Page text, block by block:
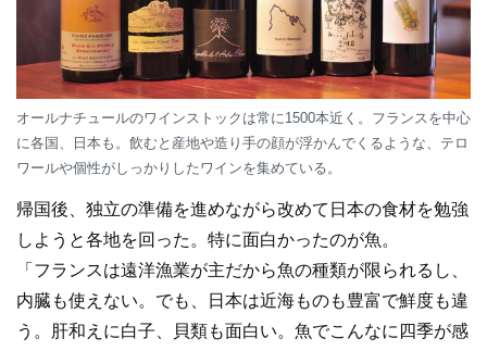
オールナチュールのワインストックは常に1500本近く。フランスを中心
に各国、日本も。飲むと産地や造り手の顔が浮かんでくるような、テロ
ワールや個性がしっかりしたワインを集めている。
帰国後、独立の準備を進めながら改めて日本の食材を勉強
しようと各地を回った。特に面白かったのが魚。
「フランスは遠洋漁業が主だから魚の種類が限られるし、
内臓も使えない。でも、日本は近海ものも豊富で鮮度も違
う。肝和えに白子、貝類も面白い。魚でこんなに四季が感